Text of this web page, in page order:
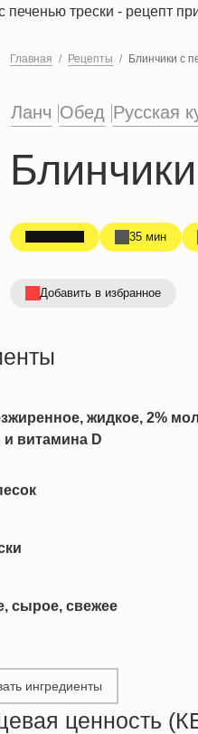
Главная Рецепты Блинчики с
Ланч Обед Русская
35 мин
Добавить в избранное
жидкое, 2%
витамина D
сырое, свежее
ингредиенты
ценность